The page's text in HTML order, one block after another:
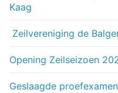
Kaag
Zeilvereniging de
Opening Zeilseizoen
Geslaagde